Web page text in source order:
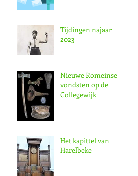
Tijdingen najaar
2023
Nieuwe Romeinse
vondsten op de
Collegewijk
Het kapittel van
Harelbeke